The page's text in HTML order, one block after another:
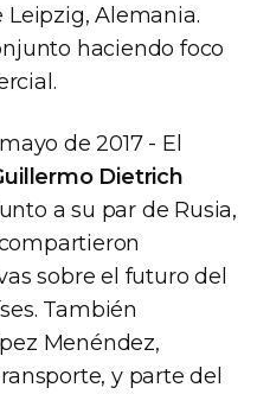
Alemania.
haciendo foco
de 2017 - El
Dietrich
a su par de Rusia,
sobre el futuro del
También
Menéndez,
y parte del